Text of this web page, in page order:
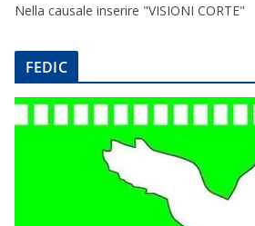
Nella causale inserire "VISIONI CORTE"
FEDIC